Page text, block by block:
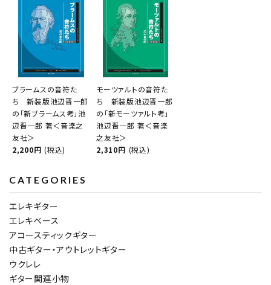
ブラームスの音符た
ち 新装版池辺晋一郎
の「新ブラームス考」池
辺晋一郎 著＜音楽之
友社＞
2,200円 (税込)
モーツァルトの音符た
ち 新装版池辺晋一郎
の「新モーツァルト考」
池辺晋一郎 著＜音楽
之友社＞
2,310円 (税込)
CATEGORIES
エレキギター
エレキベース
アコースティックギター
中古ギター・アウトレットギター
ウクレレ
ギター関連小物